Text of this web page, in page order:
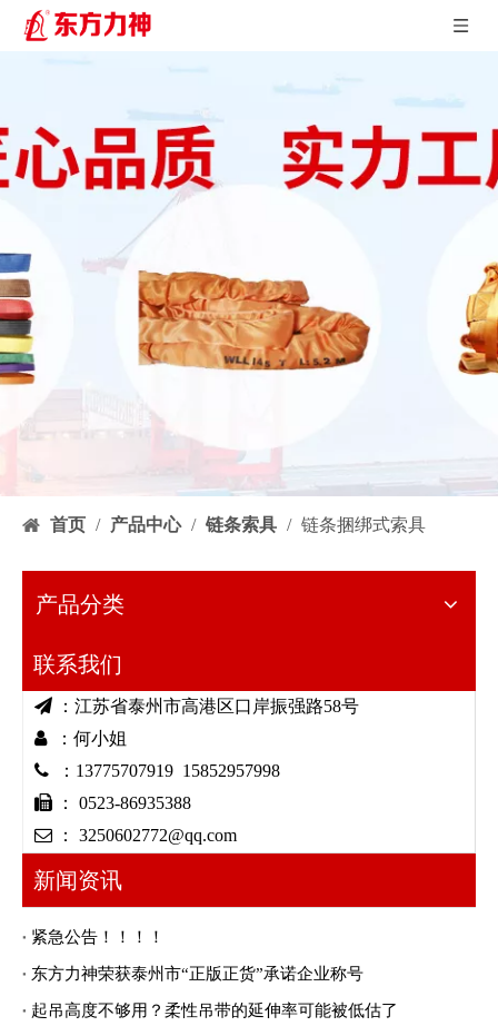
首页 / 产品中心 / 链条索具 / 链条捆绑式索具
产品分类
联系我们
 ：江苏省泰州市高港区口岸振强路58号
：何小姐
 ：13775707919 15852957998
 ： 0523-86935388
 ： 3250602772@qq.com
新闻资讯
紧急公告！！！！
东方力神荣获泰州市“正版正货”承诺企业称号
起吊高度不够用？柔性吊带的延伸率可能被低估了